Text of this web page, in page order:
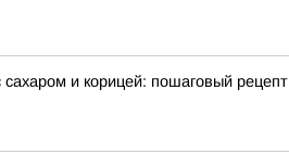
и корицей: пошаговый рецепт